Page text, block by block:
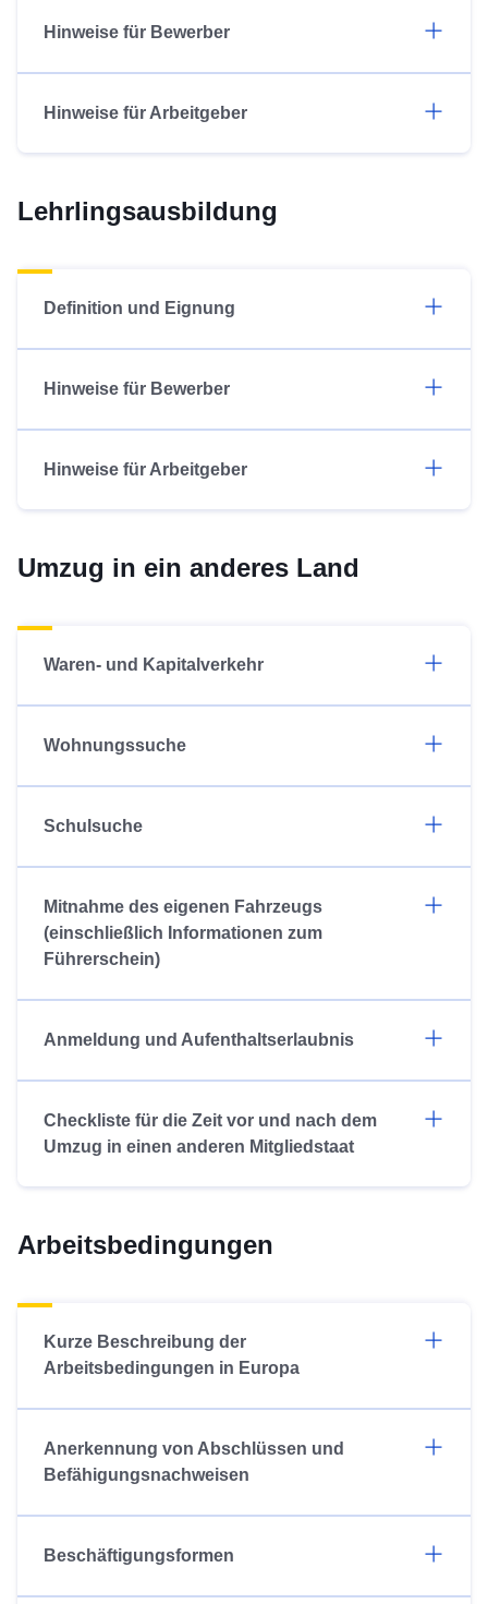
Hinweise für Bewerber
Hinweise für Arbeitgeber
Lehrlingsausbildung
Definition und Eignung
Hinweise für Bewerber
Hinweise für Arbeitgeber
Umzug in ein anderes Land
Waren- und Kapitalverkehr
Wohnungssuche
Schulsuche
Mitnahme des eigenen Fahrzeugs
(einschließlich Informationen zum
Führerschein)
Anmeldung und Aufenthaltserlaubnis
Checkliste für die Zeit vor und nach dem
Umzug in einen anderen Mitgliedstaat
Arbeitsbedingungen
Kurze Beschreibung der
Arbeitsbedingungen in Europa
Anerkennung von Abschlüssen und
Befähigungsnachweisen
Beschäftigungsformen